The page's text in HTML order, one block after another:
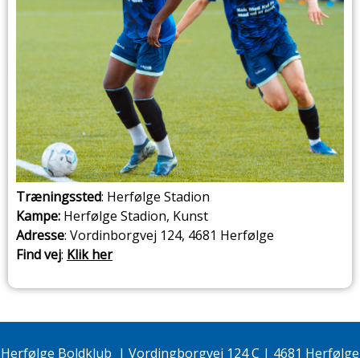
Træningssted: Herfølge Stadion
Kampe: Herfølge Stadion, Kunst
Adresse: Vordinborgvej 124, 4681 Herfølge
Find vej: Klik her
Herfølge Boldklub | Vordingborgvej 124 C | 4681 Herfølge